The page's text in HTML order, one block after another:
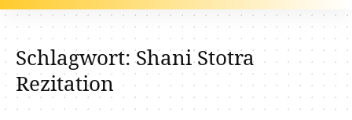
Schlagwort:Shani Stotra
Rezitation